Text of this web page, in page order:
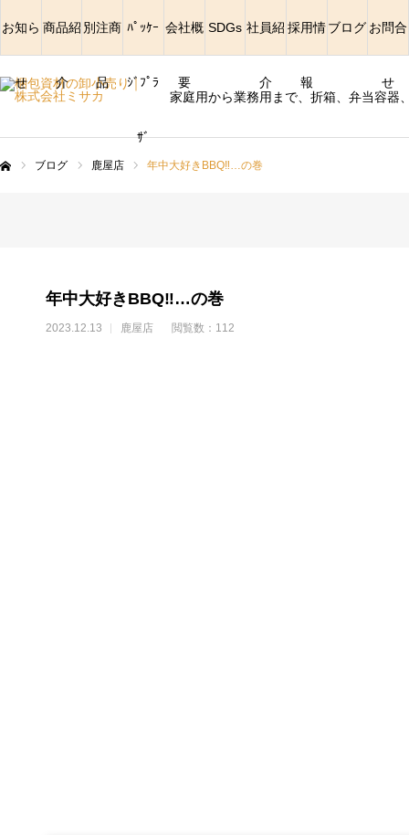
家庭用から業務用まで、折箱、弁当容器
お知ら
せ
商品紹
介
別注商
品
ﾊﾟｯｹｰ
ｼﾞﾌﾟﾗ
ｻﾞ
会社概
要
SDGs 社員紹
介
採用情
報
ブログ お問合
せ
ブログ 鹿屋店 年中大好きBBQ‼︎…の巻
年中大好きBBQ‼︎…の巻
2023.12.13 鹿屋店 閲覧数：112